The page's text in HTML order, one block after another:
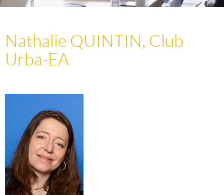
Nathalie QUINTIN, Club
Urba-EA